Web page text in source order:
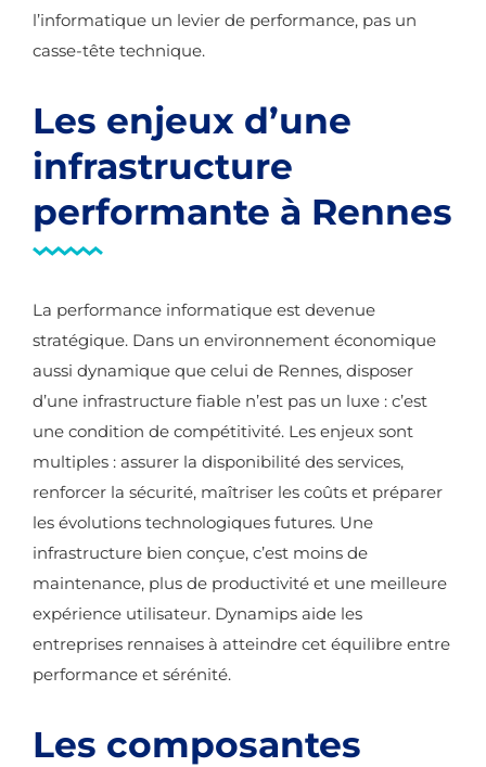
l’informatique un levier de performance, pas un
casse-tête technique.
Les enjeux d’une
infrastructure
performante à Rennes
La performance informatique est devenue
stratégique. Dans un environnement économique
aussi dynamique que celui de Rennes, disposer
d’une infrastructure fiable n’est pas un luxe : c’est
une condition de compétitivité. Les enjeux sont
multiples : assurer la disponibilité des services,
renforcer la sécurité, maîtriser les coûts et préparer
les évolutions technologiques futures. Une
infrastructure bien conçue, c’est moins de
maintenance, plus de productivité et une meilleure
expérience utilisateur. Dynamips aide les
entreprises rennaises à atteindre cet équilibre entre
performance et sérénité.
Les composantes